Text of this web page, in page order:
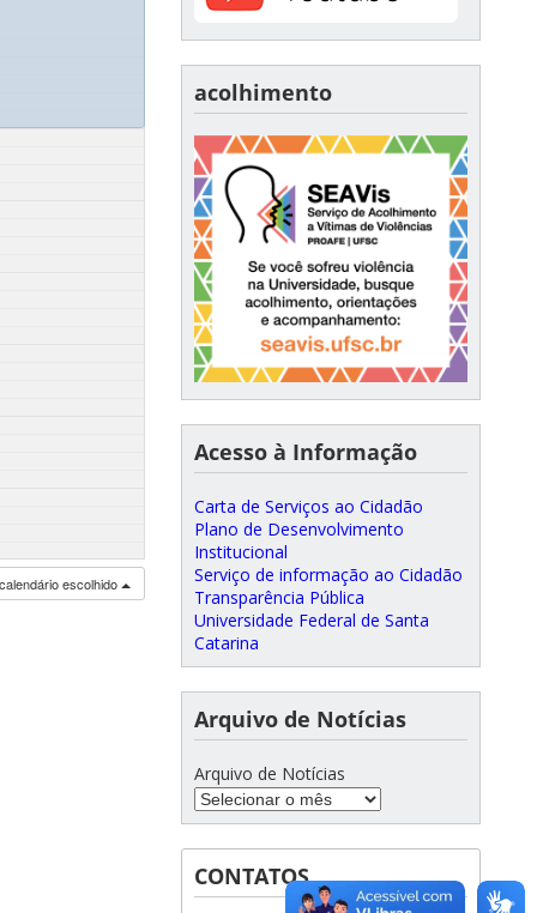
escolhido
acolhimento
Acesso à Informação
Carta de Serviços ao Cidadão
Plano de Desenvolvimento
Institucional
Serviço de informação ao Cidadão
Transparência Pública
Universidade Federal de Santa
Catarina
Arquivo de Notícias
Arquivo de Notícias
CONTATOS